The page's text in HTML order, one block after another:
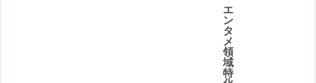
エ
ン
タ
メ
領
域
特